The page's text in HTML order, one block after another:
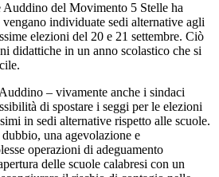
del Movimento 5 Stelle ha
individuate sedi alternative agli
elezioni del 20 e 21 settembre. Ciò
didattiche in un anno scolastico che si
– vivamente anche i sindaci
di spostare i seggi per le elezioni
in sedi alternative rispetto alle scuole.
una agevolazione e
operazioni di adeguamento
delle scuole calabresi con un